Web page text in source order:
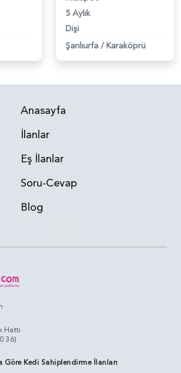
5 Aylık
Dişi
Şanlıurfa /Karaköprü
Anasayfa
İlanlar
Eş İlanlar
Soru-Cevap
Blog
Hattı
36)
Göre Kedi Sahiplendirme İlanları